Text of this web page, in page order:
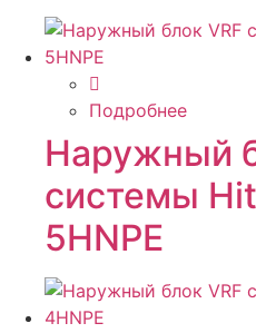
Подробнее
Наружный
системы
5HNPE